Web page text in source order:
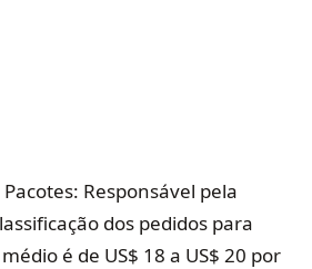
Responsável pela
dos pedidos para
é de US$ 18 a US$ 20 por